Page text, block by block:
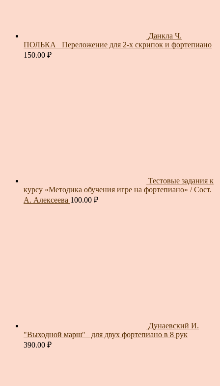
Данкла Ч.
ПОЛЬКА_ Переложение для 2-х скрипок и фортепиано
150.00 ₽
Тестовые задания к
курсу «Методика обучения игре на фортепиано» / Сост.
А. Алексеева 100.00 ₽
Дунаевский И.
"Выходной марш"_ для двух фортепиано в 8 рук
390.00 ₽